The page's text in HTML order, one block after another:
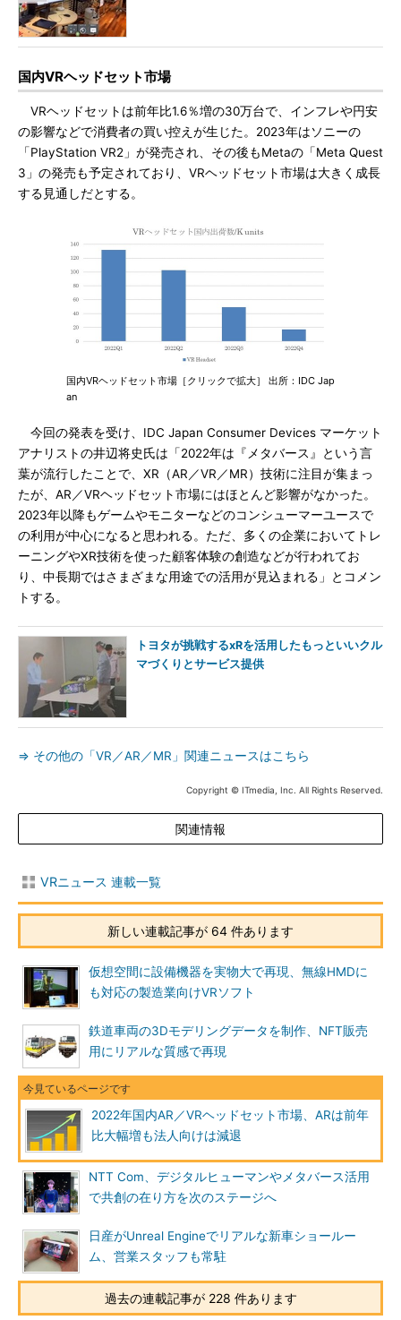
国内VRヘッドセット市場
VRヘッドセットは前年比1.6％増の30万台で、インフレや円安
の影響などで消費者の買い控えが生じた。2023年はソニーの
「PlayStation VR2」が発売され、その後もMetaの「Meta Quest
3」の発売も予定されており、VRヘッドセット市場は大きく成長
する見通しだとする。
国内VRヘッドセット市場［クリックで拡大］ 出所：IDC Jap
an
今回の発表を受け、IDC Japan Consumer Devices マーケット
アナリストの井辺将史氏は「2022年は『メタバース』という言
葉が流行したことで、XR（AR／VR／MR）技術に注目が集まっ
たが、AR／VRヘッドセット市場にはほとんど影響がなかった。
2023年以降もゲームやモニターなどのコンシューマーユースで
の利用が中心になると思われる。ただ、多くの企業においてトレ
ーニングやXR技術を使った顧客体験の創造などが行われてお
り、中長期ではさまざまな用途での活用が見込まれる」とコメン
トする。
トヨタが挑戦するxRを活用したもっといいクル
マづくりとサービス提供
⇒ その他の「VR／AR／MR」関連ニュースはこちら
Copyright © ITmedia, Inc. All Rights Reserved.
関連情報
VRニュース 連載一覧
新しい連載記事が 64 件あります
仮想空間に設備機器を実物大で再現、無線HMDに
も対応の製造業向けVRソフト
鉄道車両の3Dモデリングデータを制作、NFT販売
用にリアルな質感で再現
2022年国内AR／VRヘッドセット市場、ARは前年
比大幅増も法人向けは減退
NTT Com、デジタルヒューマンやメタバース活用
で共創の在り方を次のステージへ
日産がUnreal Engineでリアルな新車ショールー
ム、営業スタッフも常駐
過去の連載記事が 228 件あります